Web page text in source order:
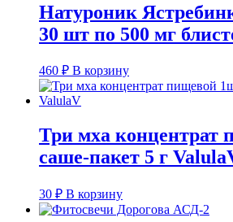
Натуроник
30 шт по 500 мг
460 ₽ В корзину
Три мха концентрат
саше-пакет 5 г
30 ₽ В корзину